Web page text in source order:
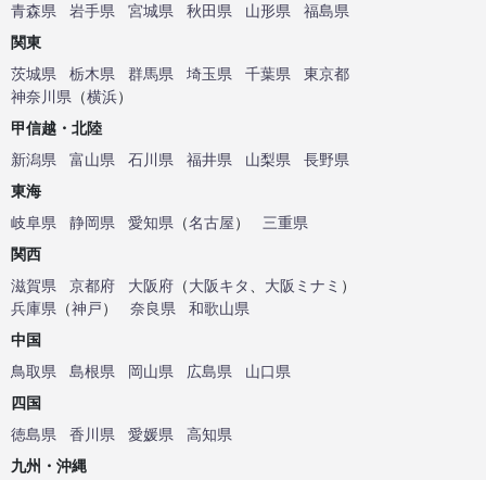
青森県
岩手県 宮城県 秋田県 山形県
福島県
関東
茨城県
栃木県 群馬県 埼玉県 千葉県
東京都
神奈川県 （横浜）
甲信越・北陸
新潟県
富山県 石川県 福井県 山梨県
長野県
東海
岐阜県
静岡県 愛知県 （名古屋）
三重県
関西
滋賀県
京都府 大阪府 （大阪キタ 大阪ミナミ ）
兵庫県 （神戸） 奈良県
和歌山県
中国
鳥取県
島根県 岡山県 広島県
山口県
四国
徳島県
香川県 愛媛県
高知県
九州・沖縄